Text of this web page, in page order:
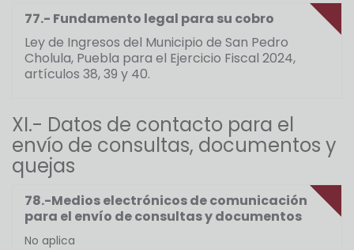
77.- Fundamento legal para su cobro
Ley de Ingresos del Municipio de San Pedro
Cholula, Puebla para el Ejercicio Fiscal 2024,
artículos 38, 39 y 40.
XI.- Datos de contacto para el
envío de consultas, documentos y
quejas
78.-Medios electrónicos de comunicación
para el envío de consultas y documentos
No aplica